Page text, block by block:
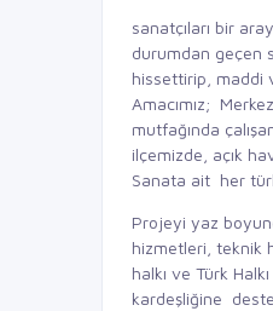
sanatçıları bir
durumdan geçen
hissettirip, maddi
Amacımız;
mutfağında
ilçemizde, açık
Sanata ait her
Projeyi yaz
hizmetleri, teknik
halkı ve Türk
kardeşliğine